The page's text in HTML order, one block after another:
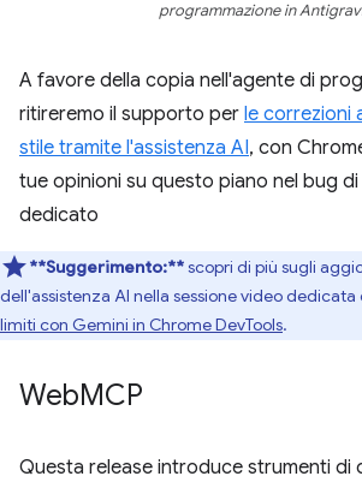
programmazione in
A favore della copia nell'agente di
ritireremo il supporto per le correzioni
stile tramite l'assistenza AI, con
tue opinioni su questo piano nel bug
dedicato
**Suggerimento:**scopri di più sugli
dell'assistenza AI nella sessione video dedicata
limiti con Gemini in Chrome DevTools.
WebMCP
Questa release introduce strumenti di